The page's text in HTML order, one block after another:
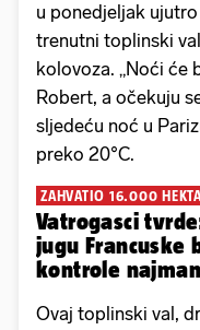
u ponedjeljak
trenutni toplinski
kolovoza. „Noći će
Robert, a očekuju
sljedeću noć u
preko 20°C.
ZAHVATIO 16.000
Vatrogasci
jugu Francuske
kontrole
Ovaj toplinski val,